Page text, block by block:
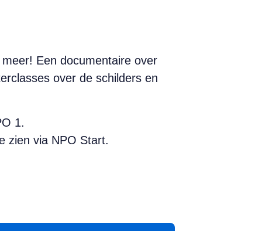
Een documentaire over
over de schilders en
1.
zien via NPO Start.